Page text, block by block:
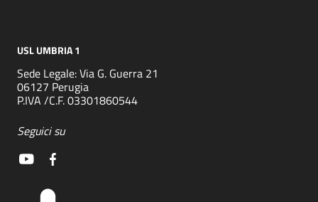
USL UMBRIA 1
Sede Legale: Via G. Guerra 21
06127 Perugia
P.IVA /C.F. 03301860544
Seguici su